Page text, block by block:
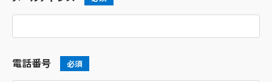
電話番号 必須